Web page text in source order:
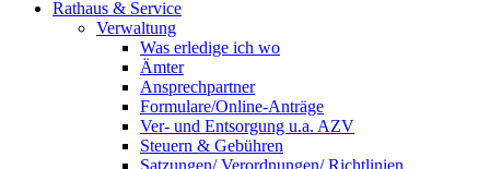
Rathaus & Service
Verwaltung
Was erledige ich wo
Ämter
Ansprechpartner
Formulare/Online-Anträge
Ver- und Entsorgung u.a. AZV
Steuern & Gebühren
Satzungen/ Verordnungen/ Richtlinien